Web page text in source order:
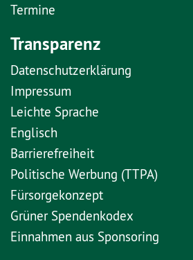
Termine
Transparenz
Datenschutzerklärung
Impressum
Leichte Sprache
Englisch
Barrierefreiheit
Politische Werbung (TTPA)
Fürsorgekonzept
Grüner Spendenkodex
Einnahmen aus Sponsoring